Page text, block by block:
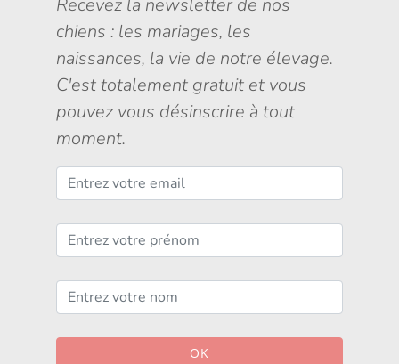
Recevez la newsletter de nos
chiens : les mariages, les
naissances, la vie de notre élevage.
C'est totalement gratuit et vous
pouvez vous désinscrire à tout
moment.
OK